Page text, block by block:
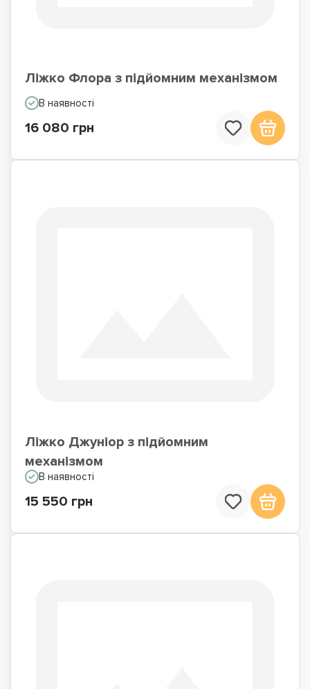
Ліжко Флора з підйомним механізмом
В наявності
16 080 грн
Ліжко Джуніор з підйомним
механізмом
В наявності
15 550 грн